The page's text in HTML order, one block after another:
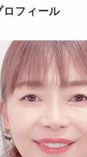
ロフィール